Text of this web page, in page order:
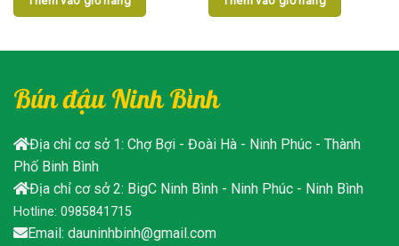
Bún đậu Ninh Bình
Địa chỉ cơ sở 1: Chợ Bợi - Đoài Hà - Ninh Phúc - Thành
Phố Binh Bình
Địa chỉ cơ sở 2: BigC Ninh Bình - Ninh Phúc - Ninh Bình
Hotline: 0985841715
Email: dauninhbinh@gmail.com